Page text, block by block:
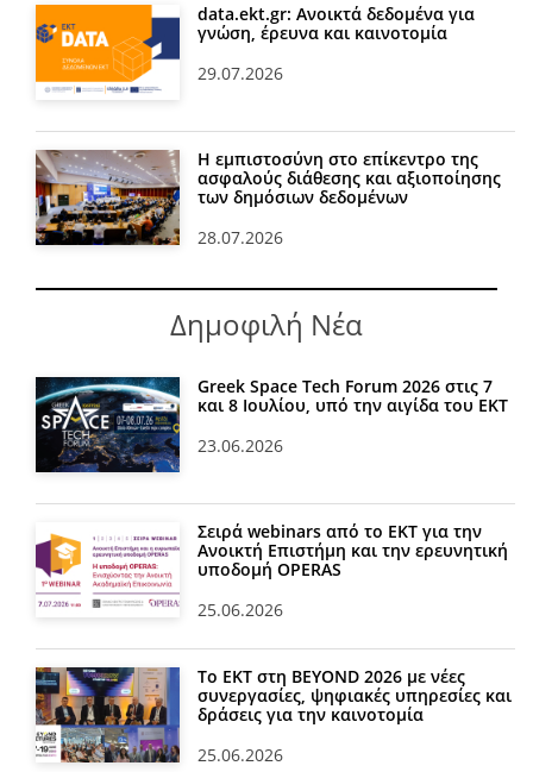
data.ekt.gr: Ανοικτά δεδομένα για
γνώση, έρευνα και καινοτομία
29.07.2026
Η εμπιστοσύνη στο επίκεντρο της
ασφαλούς διάθεσης και αξιοποίησης
των δημόσιων δεδομένων
28.07.2026
Δημοφιλή Νέα
Greek Space Tech Forum 2026 στις 7
και 8 Ιουλίου, υπό την αιγίδα του ΕΚΤ
23.06.2026
Σειρά webinars από το ΕΚΤ για την
Ανοικτή Επιστήμη και την ερευνητική
υποδομή OPERAS
25.06.2026
Το ΕΚΤ στη BEYOND 2026 με νέες
συνεργασίες, ψηφιακές υπηρεσίες και
δράσεις για την καινοτομία
25.06.2026